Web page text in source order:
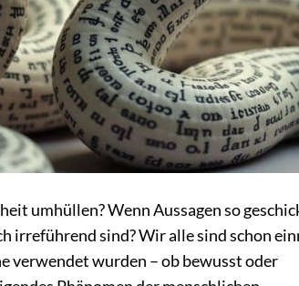
umhüllen? Wenn Aussagen so
irreführend sind? Wir alle sind schon
verwendet wurden – ob bewusst oder